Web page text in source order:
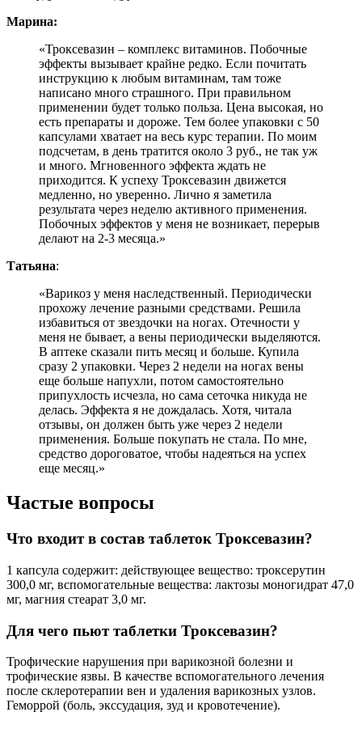
Марина:
«Троксевазин – комплекс витаминов. Побочные
эффекты вызывает крайне редко. Если почитать
инструкцию к любым витаминам, там тоже
написано много страшного. При правильном
применении будет только польза. Цена высокая, но
есть препараты и дороже. Тем более упаковки с 50
капсулами хватает на весь курс терапии. По моим
подсчетам, в день тратится около 3 руб., не так уж
и много. Мгновенного эффекта ждать не
приходится. К успеху Троксевазин движется
медленно, но уверенно. Лично я заметила
результата через неделю активного применения.
Побочных эффектов у меня не возникает, перерыв
делают на 2-3 месяца.»
Татьяна:
«Варикоз у меня наследственный. Периодически
прохожу лечение разными средствами. Решила
избавиться от звездочки на ногах. Отечности у
меня не бывает, а вены периодически выделяются.
В аптеке сказали пить месяц и больше. Купила
сразу 2 упаковки. Через 2 недели на ногах вены
еще больше напухли, потом самостоятельно
припухлость исчезла, но сама сеточка никуда не
делась. Эффекта я не дождалась. Хотя, читала
отзывы, он должен быть уже через 2 недели
применения. Больше покупать не стала. По мне,
средство дороговатое, чтобы надеяться на успех
еще месяц.»
Частые вопросы
Что входит в состав таблеток Троксевазин?
1 капсула содержит: действующее вещество: троксерутин
300,0 мг, вспомогательные вещества: лактозы моногидрат 47,0
мг, магния стеарат 3,0 мг.
Для чего пьют таблетки Троксевазин?
Трофические нарушения при варикозной болезни и
трофические язвы. В качестве вспомогательного лечения
после склеротерапии вен и удаления варикозных узлов.
Геморрой (боль, экссудация, зуд и кровотечение).